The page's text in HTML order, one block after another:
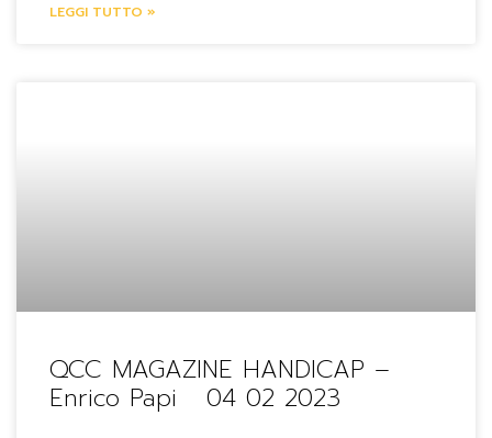
LEGGI TUTTO »
QCC MAGAZINE HANDICAP –
Enrico Papi 04 02 2023